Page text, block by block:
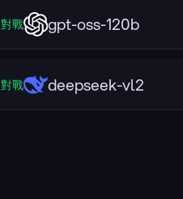
對戰 gpt-oss-120b
對戰 deepseek-vl2